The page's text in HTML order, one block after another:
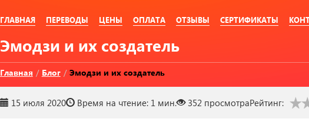
ГЛАВНАЯ ПЕРЕВОДЫ ЦЕНЫ ОПЛАТА ОТЗЫВЫ СЕРТИФИКАТЫ
Эмодзи и их создатель
Главная / Блог / Эмодзи и их создатель
15 июля 2020 Время на чтение: 1 мин. 352 просмотраРейтинг: